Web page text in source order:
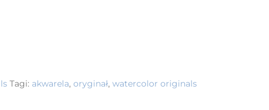
Tagi: akwarela,oryginał,watercolor originals